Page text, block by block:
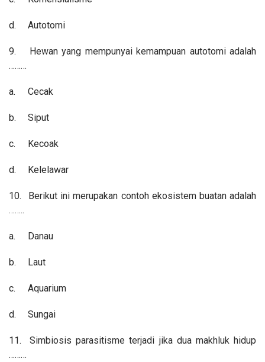
d. Autotomi
9.
Hewan yang mempunyai kemampuan autotomi adalah
………
a. Cecak
b. Siput
c. Kecoak
d. Kelelawar
10.
Berikut ini merupakan contoh ekosistem buatan adalah
……..
a. Danau
b. Laut
c. Aquarium
d. Sungai
11.
Simbiosis parasitisme terjadi jika dua makhluk hidup
………